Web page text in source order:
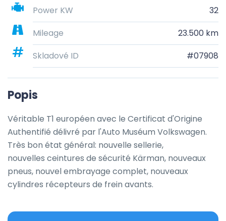
Power KW
32
Mileage
23.500 km
Skladové ID
#07908
Popis
Véritable T1 européen avec le Certificat d'Origine
Authentifié délivré par l'Auto Muséum Volkswagen.
Très bon état général: nouvelle sellerie,
nouvelles ceintures de sécurité Kärman, nouveaux
pneus, nouvel embrayage complet, nouveaux
cylindres récepteurs de frein avants.